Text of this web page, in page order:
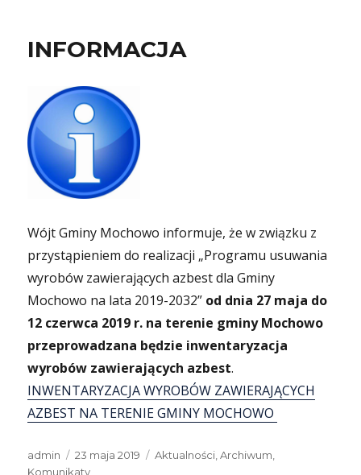
INFORMACJA
Wójt Gminy Mochowo informuje, że w związku z
przystąpieniem do realizacji „Programu usuwania
wyrobów zawierających azbest dla Gminy
Mochowo na lata 2019-2032” od dnia 27 maja do
12 czerwca 2019 r. na terenie gminy Mochowo
przeprowadzana będzie inwentaryzacja
wyrobów zawierających azbest.
INWENTARYZACJA WYROBÓW ZAWIERAJĄCYCH
AZBEST NA TERENIE GMINY MOCHOWO
Autor
admin
Data
publikacji
23 maja 2019 Kategorie
Aktualności ,Archiwum
Komunikaty